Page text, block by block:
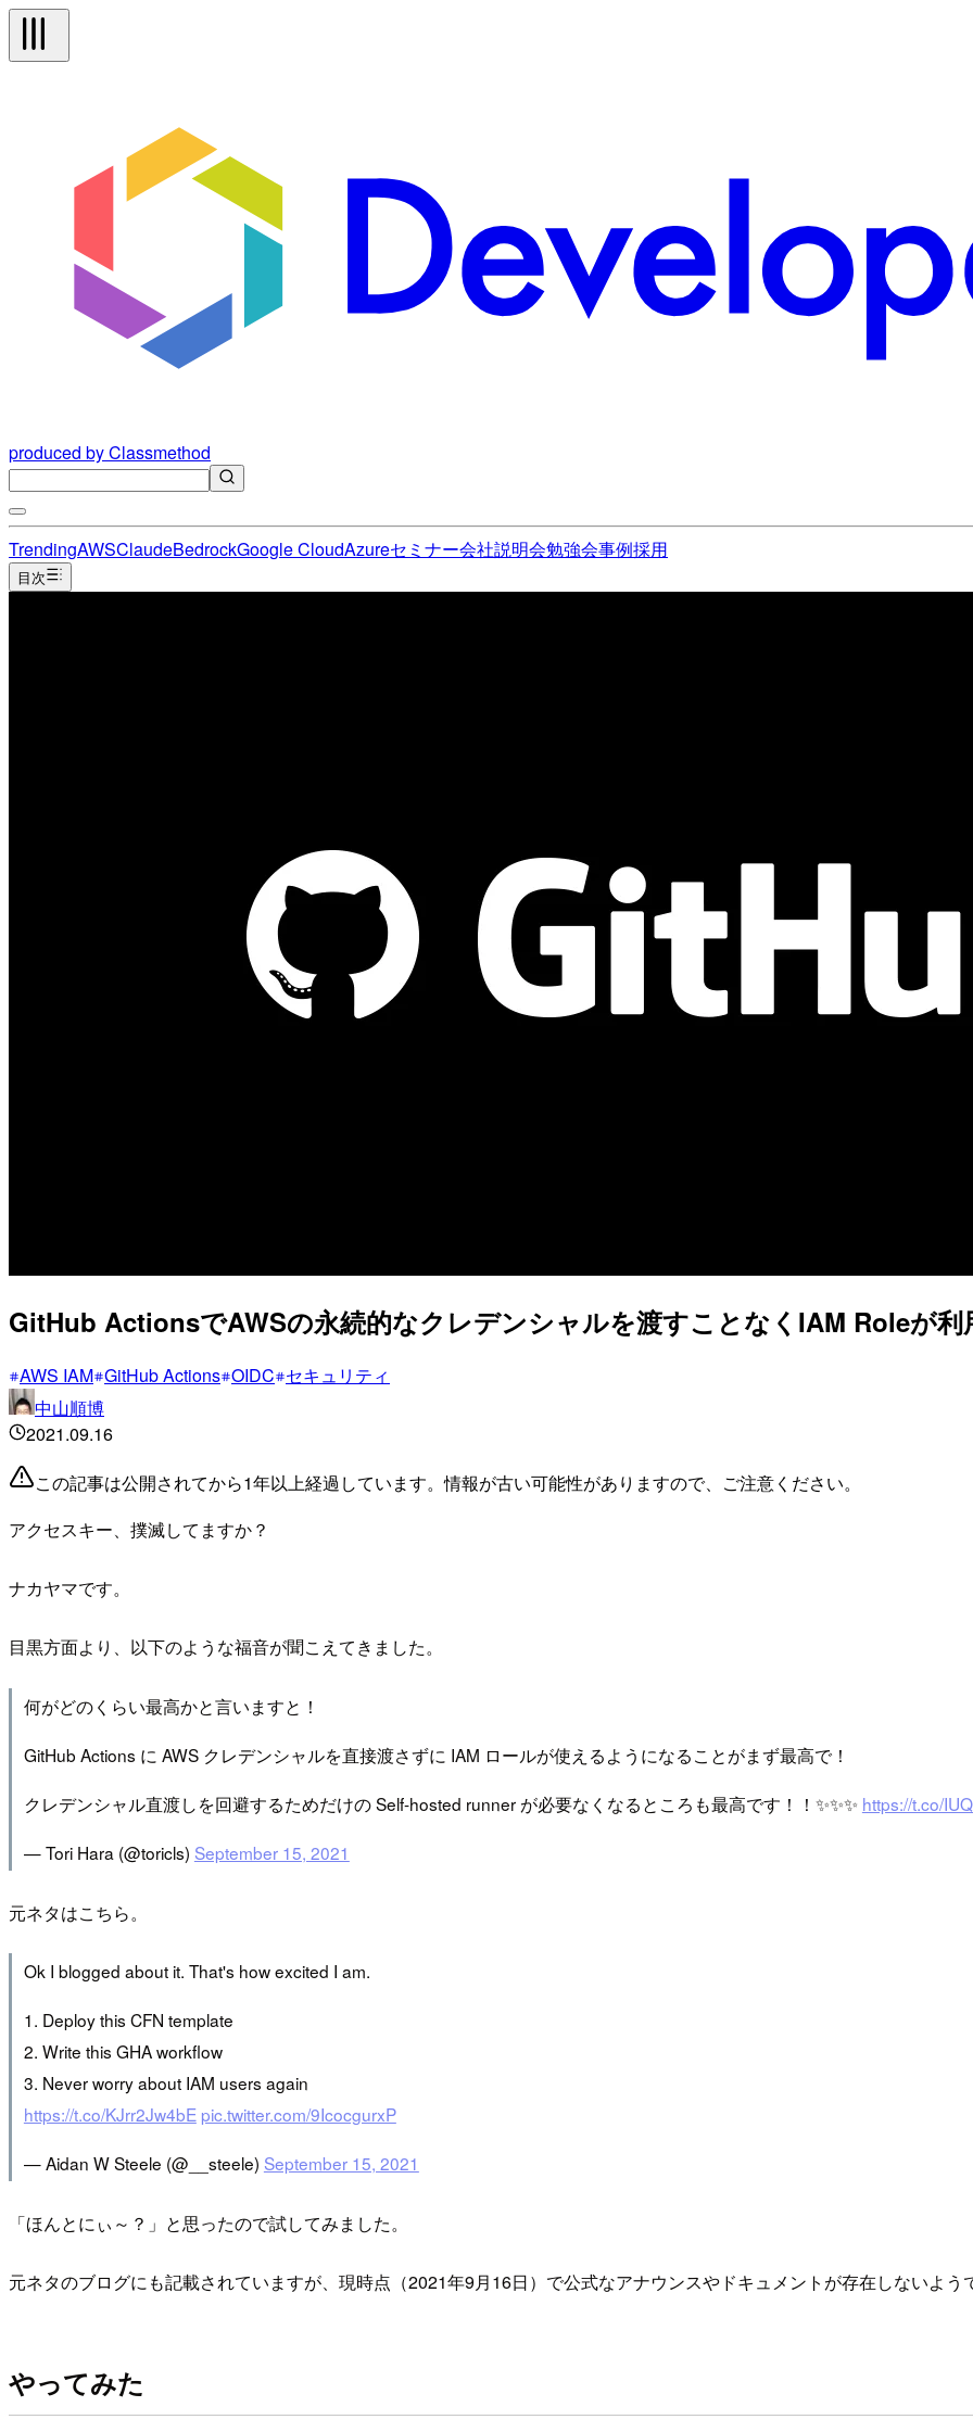
produced by Classmethod
TrendingAWSClaudeBedrockGoogle CloudAzureセミナー会社説明会勉強会事例採用
目次
GitHub ActionsでAWSの永続的なクレデンシャルを渡すことなくIAM Roleが
AWS IAM GitHub Actions OIDC セキュリティ
中山順博
2021.09.16
この記事は公開されてから1年以上経過しています。情報が古い可能性がありますので、ご注意ください。
アクセスキー、撲滅してますか？
ナカヤマです。
目黒方面より、以下のような福音が聞こえてきました。
何がどのくらい最高かと言いますと！
GitHub Actions に AWS クレデンシャルを直接渡さずに IAM ロールが使えるようになることがまず最高で！
クレデンシャル直渡しを回避するためだけの Self-hosted runner が必要なくなるところも最高です！！✨✨✨ https://t.co/
— Tori Hara (@toricls) September 15, 2021
元ネタはこちら。
Ok I blogged about it. That's how excited I am.
1. Deploy this CFN template
2. Write this GHA workflow
3. Never worry about IAM users again
https://t.co/KJrr2Jw4bE pic.twitter.com/9IcocgurxP
— Aidan W Steele (@__steele) September 15, 2021
「ほんとにぃ～？」と思ったので試してみました。
元ネタのブログにも記載されていますが、現時点（2021年9月16日）で公式なアナウンスやドキュメントが存在しないよう
やってみた